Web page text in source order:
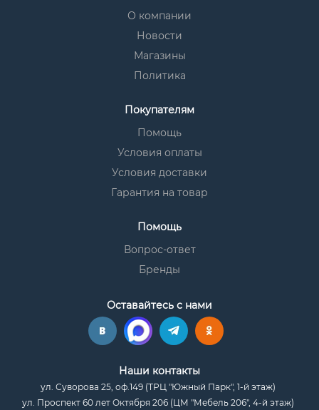
О компании
Новости
Магазины
Политика
Покупателям
Помощь
Условия оплаты
Условия доставки
Гарантия на товар
Помощь
Вопрос-ответ
Бренды
Оставайтесь с нами
Наши контакты
ул. Суворова 25, оф.149 (ТРЦ "Южный Парк", 1-й этаж)
ул. Проспект 60 лет Октября 206 (ЦМ "Мебель 206", 4-й этаж)